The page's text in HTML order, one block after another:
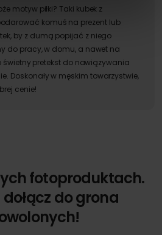
motyw piłki? Taki kubek z
komuś na prezent lub
by z dumą popijać z niego
do pracy, w domu, a nawet na
świetny pretekst do nawiązywania
Doskonały w męskim towarzystwie,
cenie!
fotoproduktach.
do grona